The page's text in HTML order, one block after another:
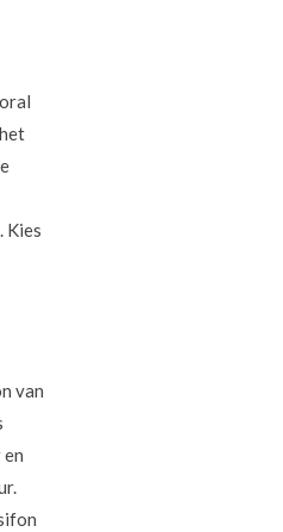
Kies
van
en